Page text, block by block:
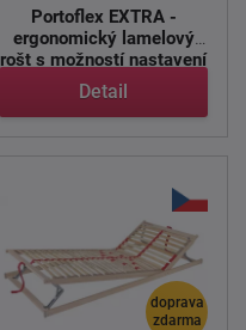
Portoflex EXTRA -
ergonomický lamelový
rošt s možností nastavení
pro ...
Detail
doprava
zdarma